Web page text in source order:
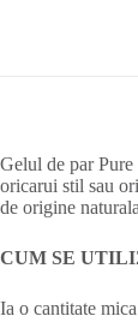
Gelul de par
oricarui stil sau
de origine
CUM SE
Ia o cantitate